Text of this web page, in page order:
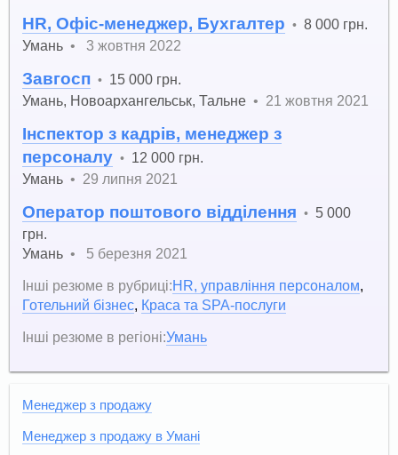
HR, Офіс-менеджер, Бухгалтер •8 000 грн.
Умань • 3 жовтня 2022
Завгосп • 15 000 грн.
Умань, Новоархангельськ,Тальне • 21 жовтня 2021
Інспектор з кадрів, менеджер з
персоналу • 12 000 грн.
Умань • 29 липня 2021
Оператор поштового відділення • 5 000
грн.
Умань •
5 березня 2021
Інші резюме в рубриці:HR, управління персоналом,
Готельний бізнес, Краса та SPA-послуги
Інші резюме в регіоні:Умань
Менеджер з продажу
Менеджер з продажу в Умані